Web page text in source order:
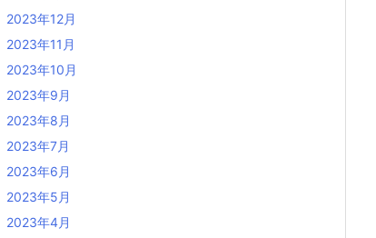
2023年12月
2023年11月
2023年10月
2023年9月
2023年8月
2023年7月
2023年6月
2023年5月
2023年4月